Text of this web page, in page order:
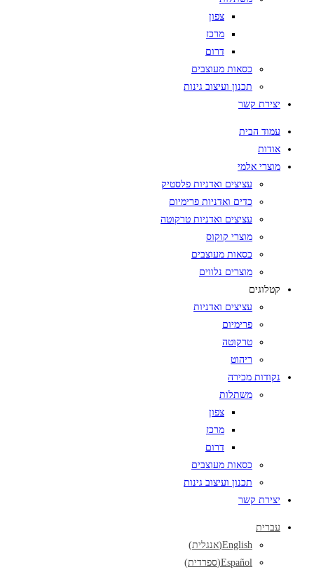
צפון
מרכז
דרום
כסאות מעוצבים
תכנון ועיצוב גינות
יצירת קשר
עמוד הבית
אודות
מוצרי אלמי
עציצים ואדניות פלסטיק
כדים ואדניות פרימיום
עציצים ואדניות טרקוטה
מוצרי קוקוס
כסאות מעוצבים
מוצרים נלווים
קטלוגים
עציצים ואדניות
פרימיום
טרקוטה
ריהוט
נקודות מכירה
משתלות
צפון
מרכז
דרום
כסאות מעוצבים
תכנון ועיצוב גינות
יצירת קשר
עברית
English
(אנגלית)
Español
(ספרדית)